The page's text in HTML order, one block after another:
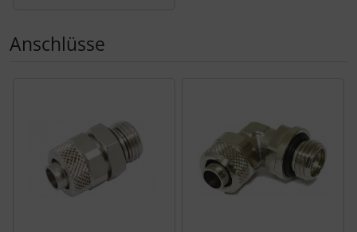
Anschlüsse